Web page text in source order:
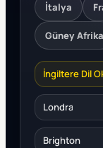
İtalya
Güney Afrika
İngiltere Dil
Londra
Brighton